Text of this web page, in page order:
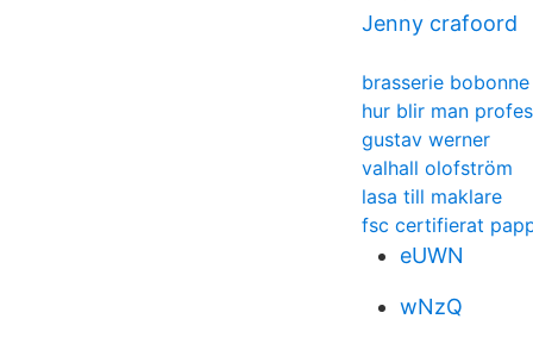
Jenny crafoord
brasserie bobonne
hur blir man
gustav werner
valhall olofström
lasa till maklare
fsc certifierat
eUWN
wNzQ